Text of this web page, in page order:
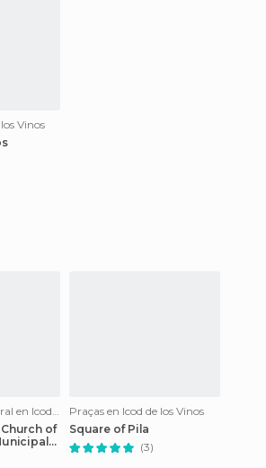
Vinos
De interesse cultural en Icod de los Vinos
of
Praças en Icod de los Vinos
Square of Pila
(3)